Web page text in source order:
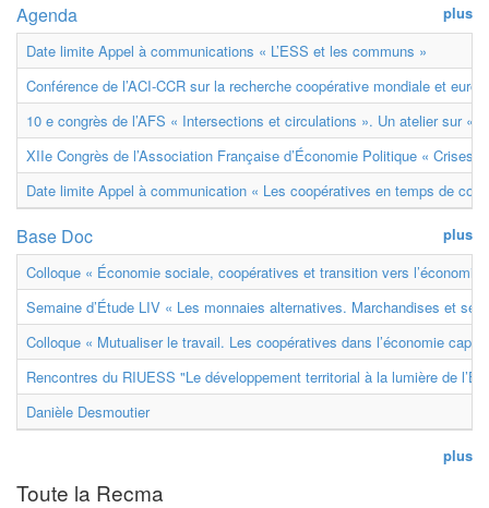
plus
Agenda
Date limite Appel à communications « L’ESS et les communs »
Conférence de l’ACI-CCR sur la recherche coopérative mondiale et
10 e congrès de l’AFS « Intersections et circulations ». Un atelier sur «
XIIe Congrès de l’Association Française d’Économie Politique « Crises
Date limite Appel à communication « Les coopératives en temps de
plus
Base Doc
Colloque « Économie sociale, coopératives et transition vers
Semaine d’Étude LIV « Les monnaies alternatives. Marchandises et
Colloque « Mutualiser le travail. Les coopératives dans l’économie
Rencontres du RIUESS "Le développement territorial à la lumière de
Danièle Desmoutier
plus
Toute la Recma